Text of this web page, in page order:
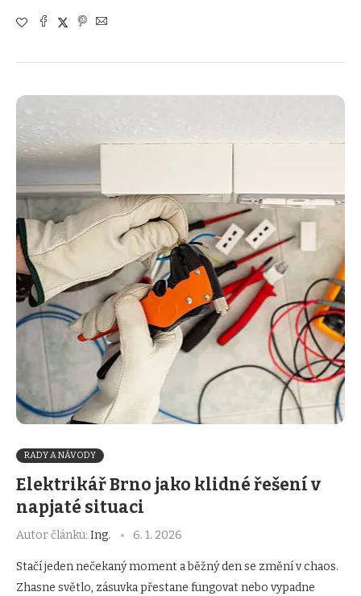
RADY A NÁVODY
Elektrikář Brno jako klidné řešení v
napjaté situaci
Autor článku: Ing. 6. 1. 2026
Stačí jeden nečekaný moment a běžný den se změní v chaos.
Zhasne světlo, zásuvka přestane fungovat nebo vypadne